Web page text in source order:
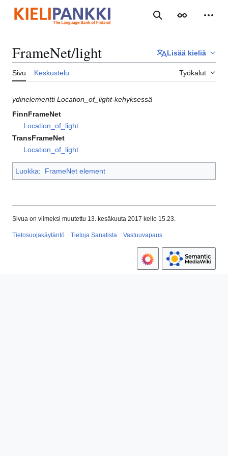
sisältöön
Haku Ulkoasu
FrameNet/light Lisää kieliä
Sivu Keskustelu Työkalut
ydinelementti Location_of_light-kehyksessä
FinnFrameNet
Location_of_light
TransFrameNet
Location_of_light
Luokka: FrameNet element
Sivua on viimeksi muutettu 13. kesäkuuta 2017 kello 15.23.
Tietosuojakäytäntö Tietoja Sanatista Vastuuvapaus